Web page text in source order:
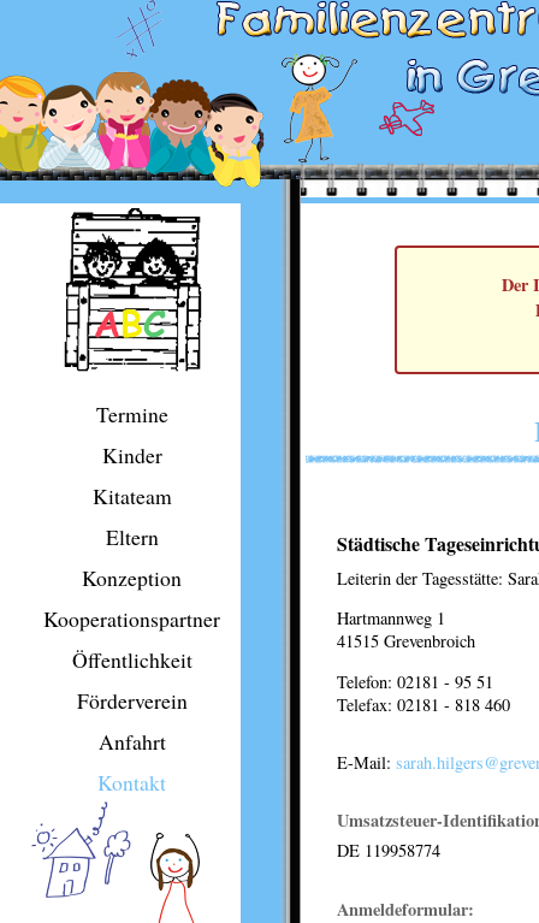
Der
Städtische
Leiterin der Tagesstätte:
Hartmannweg 1
41515 Grevenbroich
Telefon: 02181 - 95 51
Telefax: 02181 - 818 460
E-Mail:
Umsatzsteuer-
DE 119958774
Anmeldeformular:
Termine
Kinder
Kitateam
Eltern
Konzeption
Kooperationspartner
Öffentlichkeit
Förderverein
Anfahrt
Kontakt